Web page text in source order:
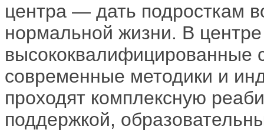
центра — дать подросткам
нормальной жизни. В
высококвалифицированные
современные методики и
проходят комплексную
поддержкой,